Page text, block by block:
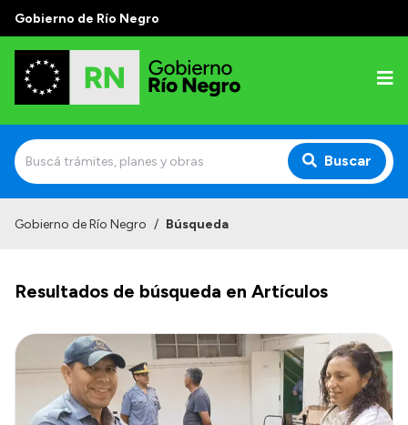
Gobierno de Río Negro
Buscar
Prensa
Autoridades y Organismos
Discursos en la Legislatura
Casa de Gobierno
Gobierno de Río Negro / Búsqueda
Resultados de búsqueda en Artículos